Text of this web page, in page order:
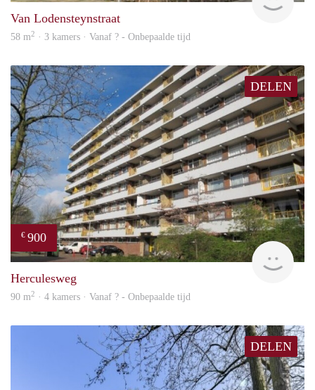
Van Lodensteynstraat
58 m2 · 3 kamers · Vanaf ? - Onbepaalde tijd
DELEN
€ 900
rent
Herculesweg
90 m2 · 4 kamers · Vanaf ? - Onbepaalde tijd
DELEN